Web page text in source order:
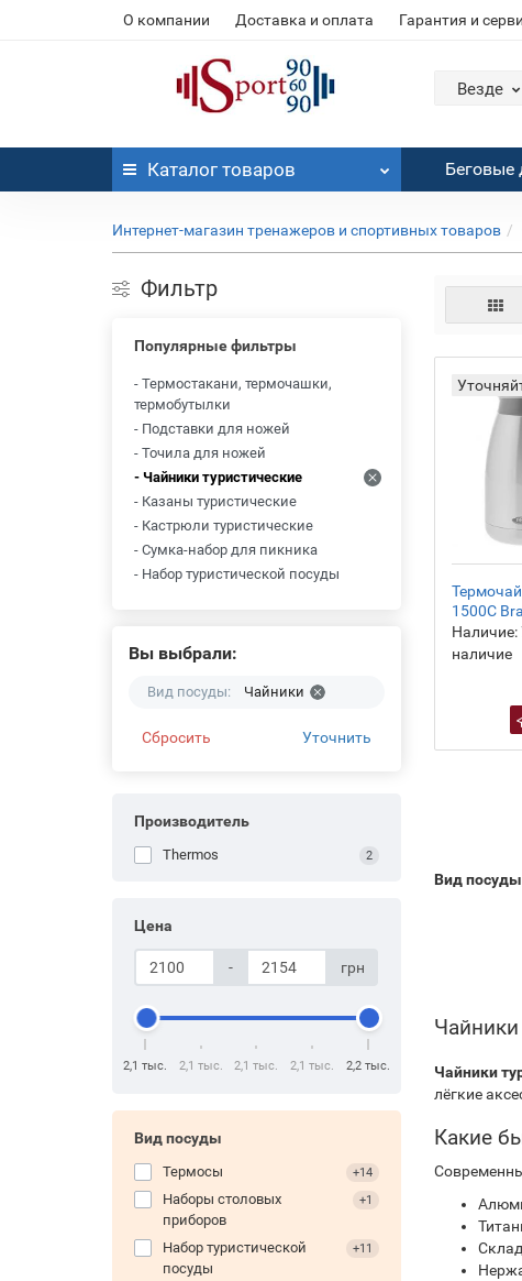
О компании Доставка и оплата Гарантия и
Везде
Каталог товаров Беговые
Интернет-магазин тренажеров и спортивных товаров
Фильтр
Популярные фильтры
- Термостакани, термочашки,
термобутылки
- Подставки для ножей
- Точила для ножей
- Чайники туристические
- Казаны туристические
- Кастрюли туристические
- Сумка-набор для пикника
- Набор туристической посуды
Вы выбрали:
Вид посуды: Чайники
Сбросить Уточнить
Производитель
Thermos 2
Цена
- грн
2,1 тыс. 2,1 тыс. 2,1 тыс. 2,1 тыс. 2,2 тыс.
Вид посуды
Термосы +14
Наборы столовых
приборов
+1
Набор туристической
посуды
+11
1500C
Наличие:
наличие
Вид посуды
Чайники
лёгкие
Какие